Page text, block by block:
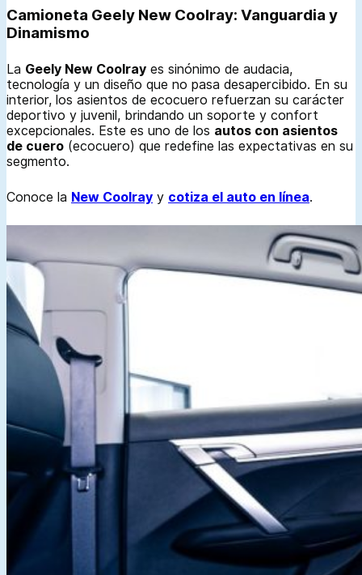
Camioneta Geely New Coolray: Vanguardia y
Dinamismo
La Geely New Coolray es sinónimo de audacia,
tecnología y un diseño que no pasa desapercibido. En su
interior, los asientos de ecocuero refuerzan su carácter
deportivo y juvenil, brindando un soporte y confort
excepcionales. Este es uno de los autos con asientos
de cuero (ecocuero) que redefine las expectativas en su
segmento.
Conoce la New Coolray y cotiza el auto en línea.